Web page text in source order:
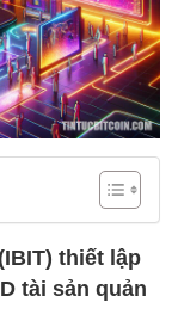
thiết lập
tài sản quản